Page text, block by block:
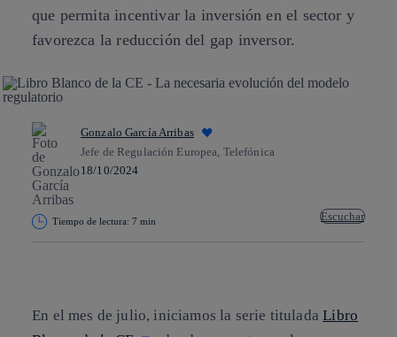
que permita incentivar la inversión en el sector y
favorezca la reducción del gap inversor.
Gonzalo García Arribas
Jefe de Regulación Europea, Telefónica
18/10/2024
Tiempo de lectura: 7 min Escuchar
En el mes de julio, iniciamos la serie tituladaLibro